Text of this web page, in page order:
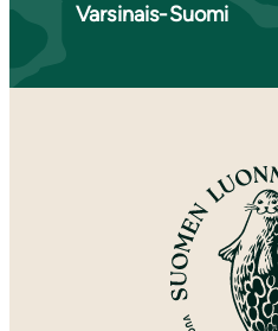
Varsinais-Suomi